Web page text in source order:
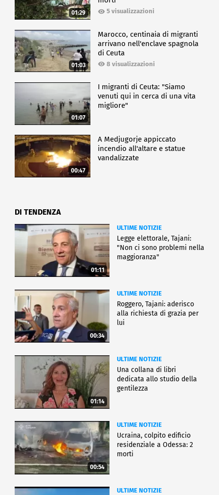
01:29 5 visualizzazioni
01:03
Marocco, centinaia di migranti
arrivano nell'enclave spagnola
di Ceuta
8 visualizzazioni
01:07
I migranti di Ceuta: "Siamo
venuti qui in cerca di una vita
migliore"
00:47
A Medjugorje appiccato
incendio all'altare e statue
vandalizzate
DI TENDENZA
01:11
ULTIME NOTIZIE
Legge elettorale, Tajani:
"Non ci sono problemi nella
maggioranza"
00:34
ULTIME NOTIZIE
Roggero, Tajani: aderisco
alla richiesta di grazia per
lui
01:14
ULTIME NOTIZIE
Una collana di libri
dedicata allo studio della
gentilezza
00:54
ULTIME NOTIZIE
Ucraina, colpito edificio
residenziale a Odessa: 2
morti
ULTIME NOTIZIE